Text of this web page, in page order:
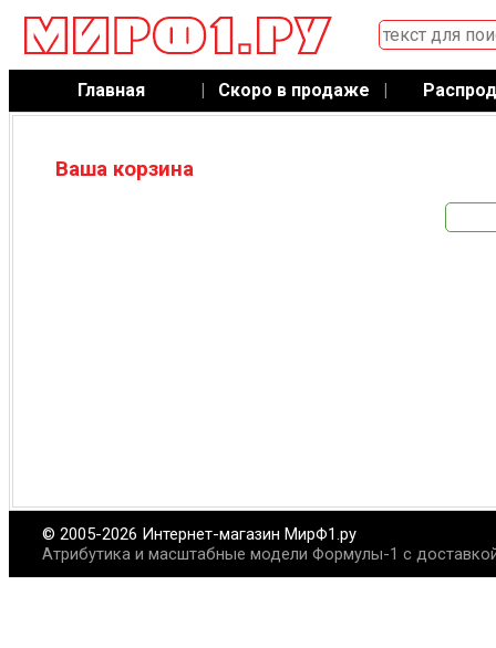
Главная | Скоро в продаже |
Ваша корзина
© 2005-2026 Интернет-магазин МирФ1.ру
Атрибутика и масштабные модели Формулы-1 с